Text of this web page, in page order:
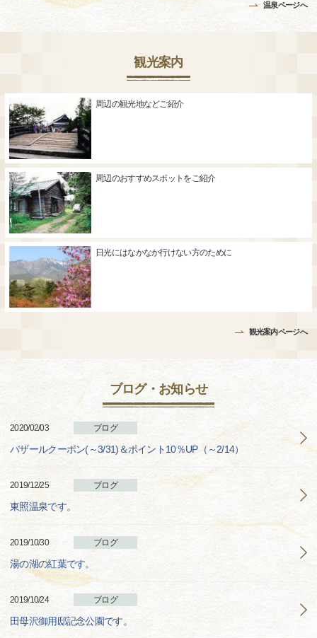
温泉ページへ
観光案内
周辺の観光地などご紹介
周辺のおすすめスポットをご紹介
日光にはなかなか行けない方のために
観光案内ページへ
ブログ・お知らせ
2020/02/03 ブログ
バザールクーポン(～3/31)＆ポイント10％UP（～2/14）
2019/12/25 ブログ
東照温泉です。
2019/10/30 ブログ
湯の湖の紅葉です。
2019/10/24 ブログ
田母沢御用邸記念公園です。